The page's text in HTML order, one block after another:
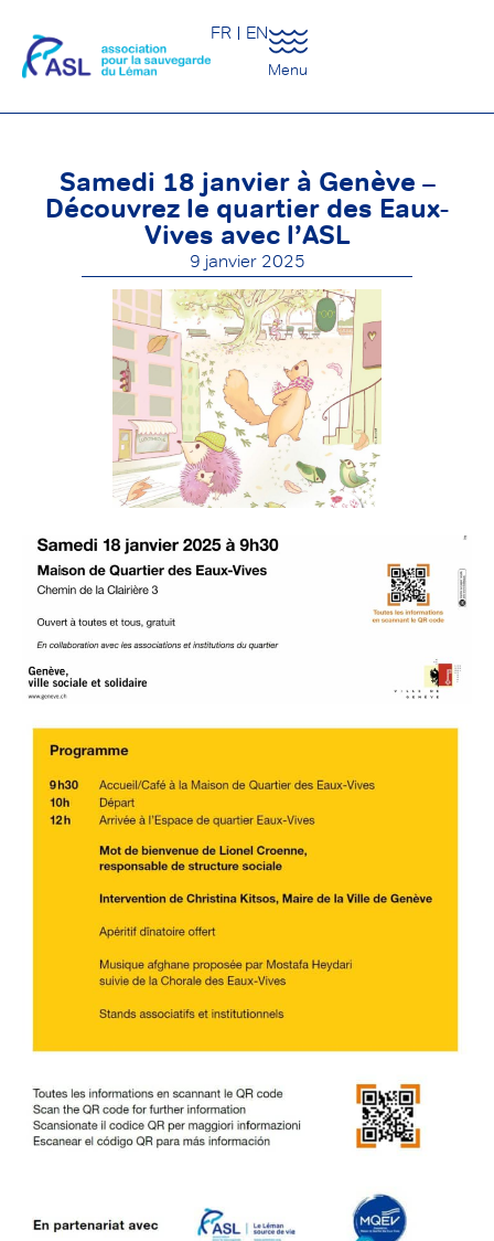
FR EN
Menu
Samedi 18 janvier à Genève –
Découvrez le quartier des Eaux-
Vives avec l’ASL
9 janvier 2025